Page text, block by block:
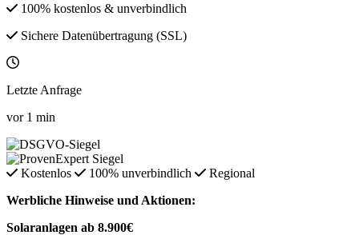
100% kostenlos & unverbindlich
Sichere Datenübertragung (SSL)
Letzte Anfrage
vor 1 min
Kostenlos 100% unverbindlich
Regional
Werbliche Hinweise und Aktionen:
Solaranlagen ab 8.900€